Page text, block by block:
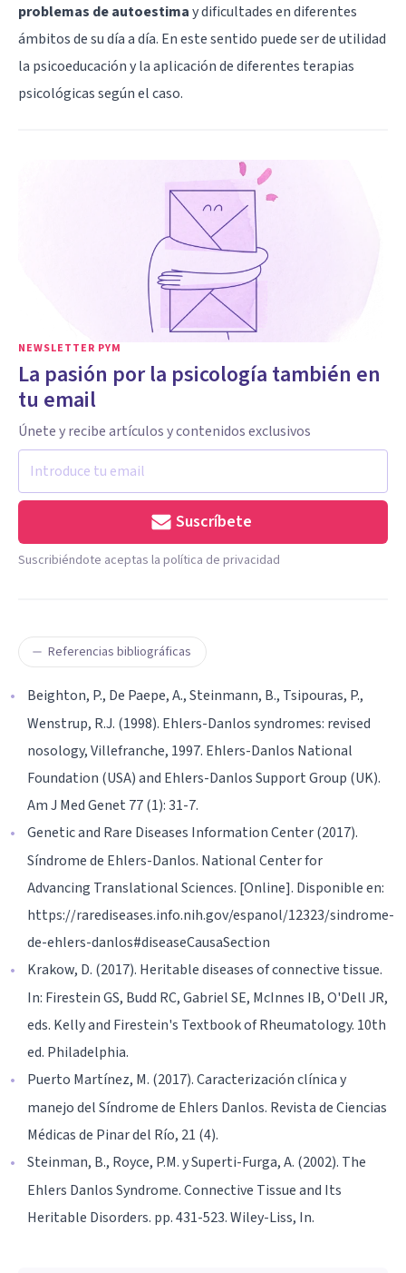
problemas de autoestimay dificultades en diferentes
ámbitos de su día a día. En este sentido puede ser de utilidad
la psicoeducación y la aplicación de diferentes terapias
psicológicas según el caso.
NEWSLETTER PYM
La pasión por la psicología también en
tu email
Únete y recibe artículos y contenidos exclusivos
Suscríbete
Suscribiéndote aceptas la política de privacidad
Referencias bibliográficas
Beighton, P., De Paepe, A., Steinmann, B., Tsipouras, P.,
Wenstrup, R.J. (1998). Ehlers-Danlos syndromes: revised
nosology, Villefranche, 1997. Ehlers-Danlos National
Foundation (USA) and Ehlers-Danlos Support Group (UK).
Am J Med Genet 77 (1): 31-7.
Genetic and Rare Diseases Information Center (2017).
Síndrome de Ehlers-Danlos. National Center for
Advancing Translational Sciences. [Online]. Disponible en:
https://rarediseases.info.nih.gov/espanol/12323/sindrome-
de-ehlers-danlos#diseaseCausaSection
Krakow, D. (2017). Heritable diseases of connective tissue.
In: Firestein GS, Budd RC, Gabriel SE, McInnes IB, O'Dell JR,
eds. Kelly and Firestein's Textbook of Rheumatology. 10th
ed. Philadelphia.
Puerto Martínez, M. (2017). Caracterización clínica y
manejo del Síndrome de Ehlers Danlos. Revista de Ciencias
Médicas de Pinar del Río, 21 (4).
Steinman, B., Royce, P.M. y Superti-Furga, A. (2002). The
Ehlers Danlos Syndrome. Connective Tissue and Its
Heritable Disorders. pp. 431-523. Wiley-Liss, In.